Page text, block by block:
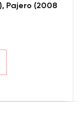
Pajero (2008